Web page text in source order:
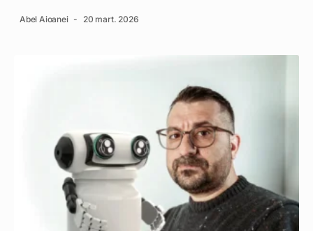
Abel Aioanei 20 mart. 2026